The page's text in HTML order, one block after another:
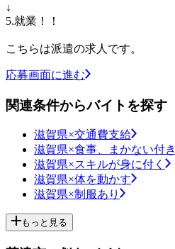
↓
5.就業！！
こちらは派遣の求人です。
応募画面に進む
関連条件からバイトを探す
滋賀県×交通費支給
滋賀県×食事、まかない付き
滋賀県×スキルが身に付く
滋賀県×体を動かす
滋賀県×制服あり
もっと見る